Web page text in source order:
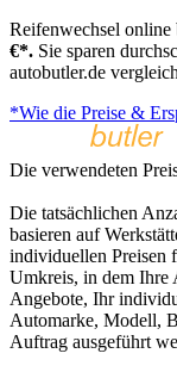
Reifenwechsel online
€*. Sie sparen
autobutler.de
*Wie die Preise &
Die verwendeten
Die tatsächlichen
basieren auf
individuellen Preisen
Umkreis, in dem Ihre
Angebote, Ihr
Automarke, Modell,
Auftrag ausgeführt